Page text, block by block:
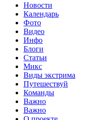
Новости
Календарь
Фото
Видео
Инфо
Блоги
Статьи
Микс
Виды экстрима
Путешествуй
Команды
Важно
Важно